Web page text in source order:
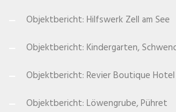
Objektbericht: Hilfswerk Zell am See
Objektbericht: Kindergarten,
Objektbericht: Revier Boutique Hotel
Objektbericht: Löwengrube, Pühret